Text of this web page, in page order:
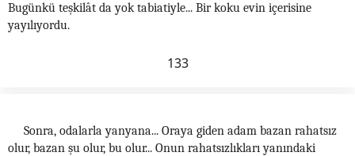
Bugünkü teşkilât da yok tabiatiyle... Bir koku evin içerisine
yayılıyordu.
133
Sonra, odalarla yanyana... Oraya giden adam bazan rahatsız
olur, bazan şu olur, bu olur... Onun rahatsızlıkları yanındaki